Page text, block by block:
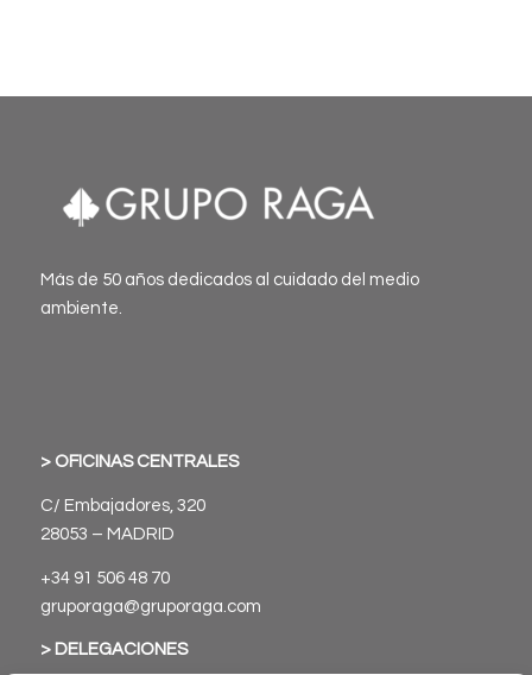
Más de 50 años dedicados al cuidado del medio
ambiente.
> OFICINAS CENTRALES
C/ Embajadores, 320
28053 – MADRID
+34 91 506 48 70
gruporaga@gruporaga.com
> DELEGACIONES